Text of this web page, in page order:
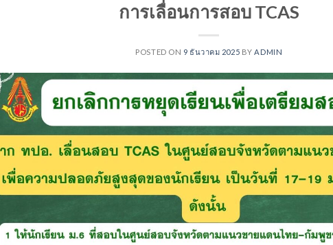
การเลื่อนการสอบ TCAS
POSTED ON 9 ธันวาคม 2025 BYADMIN